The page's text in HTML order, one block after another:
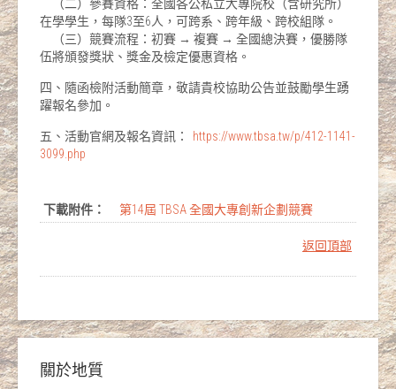
（二）參賽資格：全國各公私立大專院校（含研究所）
在學學生，每隊3至6人，可跨系、跨年級、跨校組隊。
（三）競賽流程：初賽 → 複賽 → 全國總決賽，優勝隊
伍將頒發獎狀、獎金及檢定優惠資格。
四、隨函檢附活動簡章，敬請貴校協助公告並鼓勵學生踴
躍報名參加。
五、活動官網及報名資訊：
https://www.tbsa.tw/p/412-1141-
3099.php
下載附件： 第14屆 TBSA 全國大專創新企劃競賽
返回頂部
關於地質